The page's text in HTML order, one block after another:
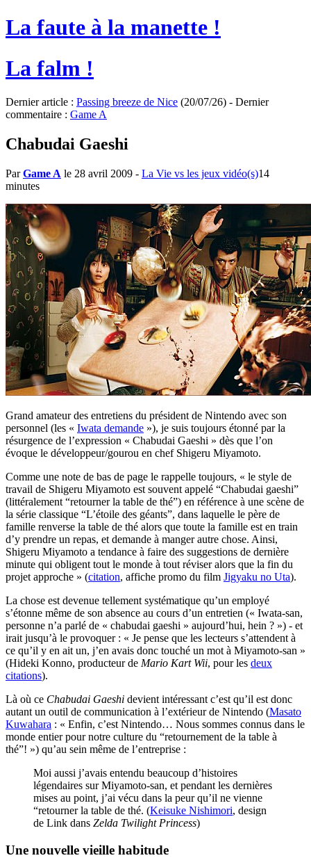
La faute à la manette !
La falm !
Dernier article : Passing breeze de Nice (20/07/26) - Dernier
commentaire : Game A
Chabudai Gaeshi
ParGame A le 28 avril 2009 - La Vie vs les jeux vidéo(s)14
minutes
Grand amateur des entretiens du président de Nintendo avec son
personnel (les « Iwata demande »), je suis toujours étonné par la
résurgence de l’expression « Chabudai Gaeshi » dès que l’on
évoque le développeur/gourou en chef Shigeru Miyamoto.
Comme une note de bas de page le rappelle toujours, « le style de
travail de Shigeru Miyamoto est souvent appelé “Chabudai gaeshi”
(littéralement “retourner la table de thé”) en référence à une scène de
la série classique “L’étoile des géants”, dans laquelle le père de
famille renverse la table de thé alors que toute la famille est en train
d’y prendre un repas, et demande à manger autre chose. Ainsi,
Shigeru Miyamoto a tendance à faire des suggestions de dernière
minute qui obligent tout le monde à tout réviser alors que la fin du
projet approche » (citation, affiche promo du film Jigyaku no Uta).
La chose est devenue tellement systématique qu’un employé
s’étonne même de son absence au cours d’un entretien (« Iwata-san,
personne n’a parlé de « chabudai gaeshi » aujourd’hui, hein ? ») - et
irait jusqu’à le provoquer : « Je pense que les lecteurs s’attendent à
ce qu’il y en ait un, j’en avais donc touché un mot à Miyamoto-san »
(Hideki Konno, producteur de Mario Kart Wii, pour les deux
citations).
Là où ce Chabudai Gaeshi devient intéressant c’est qu’il est donc
autant un outil de communication à l’extérieur de Nintendo (Masato
Kuwahara : « Enfin, c’est Nintendo… Nous sommes connus dans le
monde entier pour notre culture du “retournement de la table à
thé”! ») qu’au sein même de l’entreprise :
Moi aussi j’avais entendu beaucoup d’histoires
légendaires sur Miyamoto-san, et pendant les dernières
mises au point, j’ai vécu dans la peur qu’il ne vienne
“retourner la table de thé. (Keisuke Nishimori, design
de Link dans Zelda Twilight Princess)
Une nouvelle vieille habitude